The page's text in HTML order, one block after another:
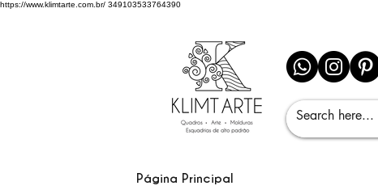
https://www.klimtarte.com.br/ 349103533764390
Página Principal